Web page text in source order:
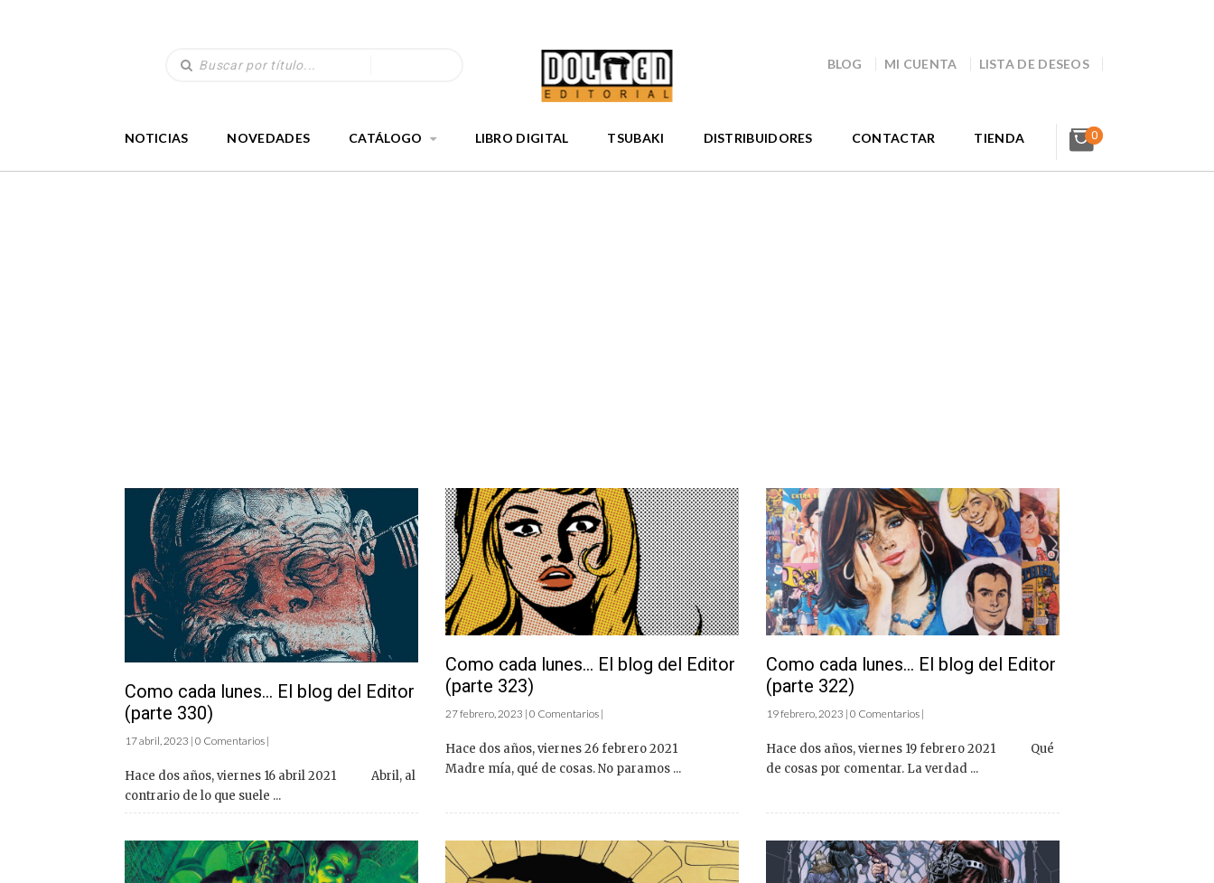
BLOG MI CUENTA LISTA DE DESEOS
NOTICIAS NOVEDADES CATÁLOGO LIBRO DIGITAL TSUBAKI DISTRIBUIDORES CONTACTAR TIENDA 0
Como cada lunes… El blog del Editor
(parte 330)
17 abril, 2023 | 0 Comentarios |
Hace dos años, viernes 16 abril 2021 Abril, al
contrario de lo que suele ...
Como cada lunes… El blog del Editor
(parte 323)
27 febrero, 2023 | 0 Comentarios |
Hace dos años, viernes 26 febrero 2021
Madre mía, qué de cosas. No paramos ...
Como cada lunes… El blog del Editor
(parte 322)
19 febrero, 2023 | 0 Comentarios |
Hace dos años, viernes 19 febrero 2021 Qué
de cosas por comentar. La verdad ...